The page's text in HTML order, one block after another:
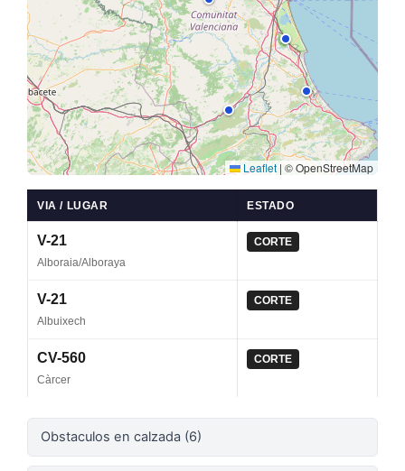
Leaflet | © OpenStreetMap
VIA / LUGAR ESTADO
V-21
Alboraia/Alboraya
CORTE
V-21
Albuixech
CORTE
CV-560
Càrcer
CORTE
Obstaculos en calzada (6)